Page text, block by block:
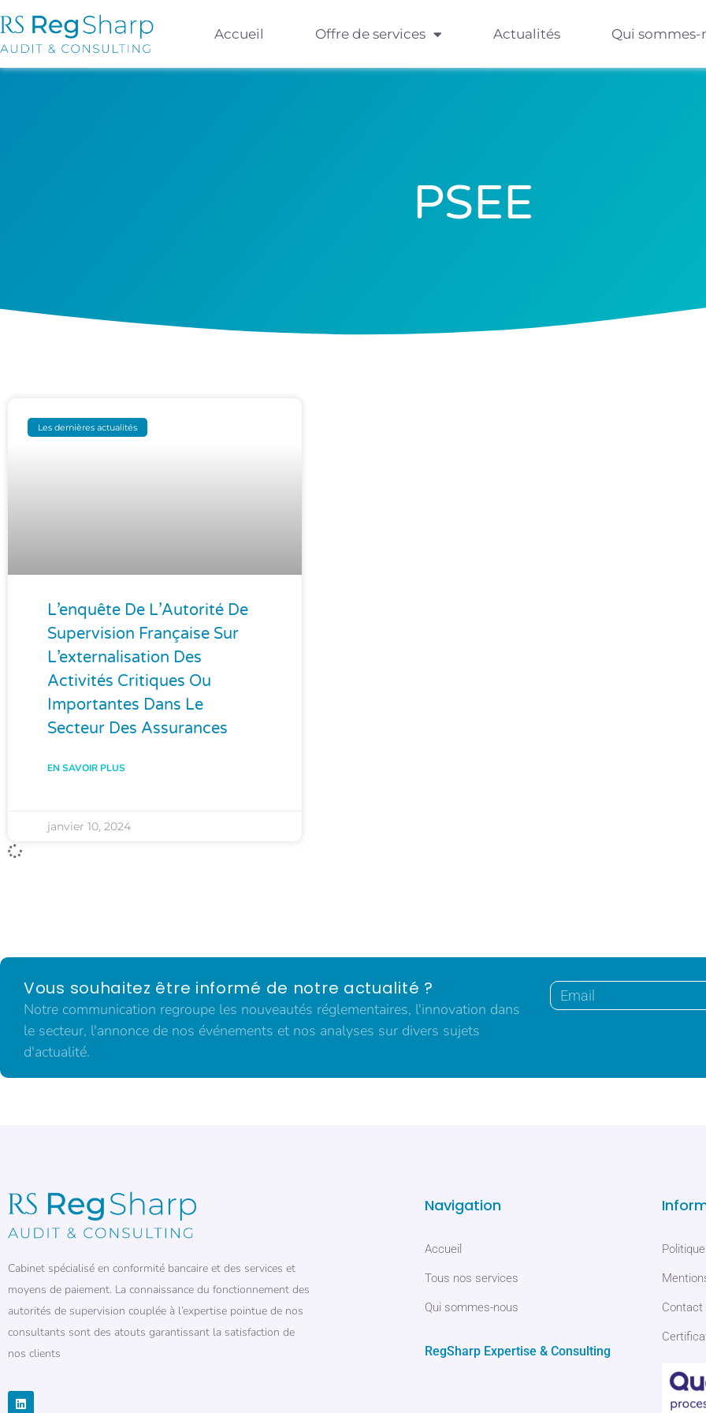
Accueil Offre de services Actualités Qui sommes-
PSEE
Les dernières actualités
L’enquête De L’Autorité De
Supervision Française Sur
L’externalisation Des
Activités Critiques Ou
Importantes Dans Le
Secteur Des Assurances
EN SAVOIR PLUS
janvier 10, 2024
Vous souhaitez être informé de notre actualité ?
Notre communication regroupe les nouveautés réglementaires, l'innovation dans
le secteur, l'annonce de nos événements et nos analyses sur divers sujets
d'actualité.
Cabinet spécialisé en conformité bancaire et des services et
moyens de paiement. La connaissance du fonctionnement des
autorités de supervision couplée à l’expertise pointue de nos
consultants sont des atouts garantissant la satisfaction de
nos clients
Navigation
Accueil
Tous nos services
Qui sommes-nous
RegSharp Expertise & Consulting
Contact